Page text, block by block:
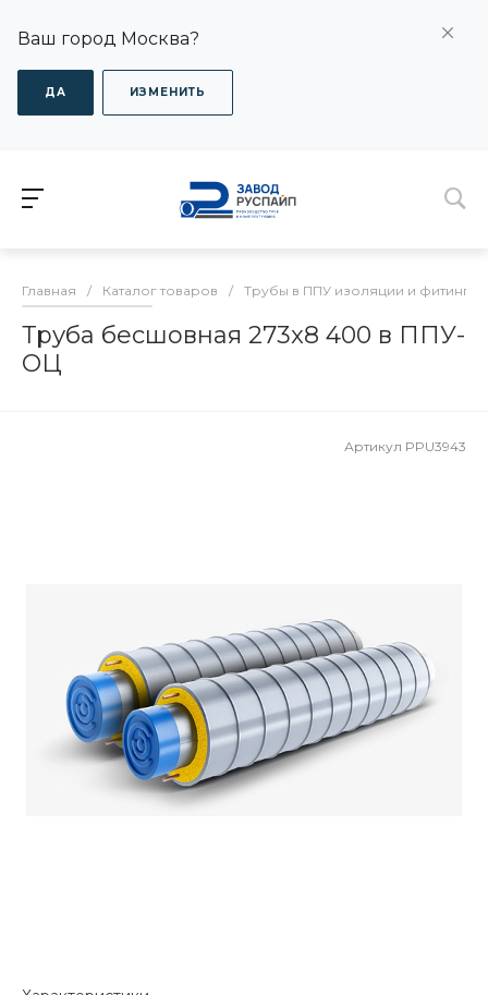
Ваш город Москва?
ДА ИЗМЕНИТЬ
Главная / Каталог товаров / Трубы в ППУ изоляции и фитинги
Труба бесшовная 273x8 400 в ППУ-
ОЦ
Артикул PPU3943